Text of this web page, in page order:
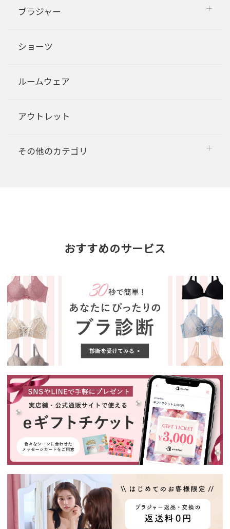
ブラジャー
ショーツ
ルームウェア
アウトレット
その他のカテゴリ
おすすめのサービス